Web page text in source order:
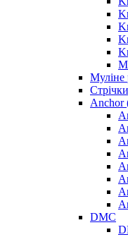
Муліне
Anchor
DMC